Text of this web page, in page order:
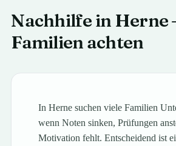
Nachhilfe in Herne
Familien achten
In Herne suchen viele Familien
wenn Noten sinken, Prüfungen
Motivation fehlt. Entscheidend ist